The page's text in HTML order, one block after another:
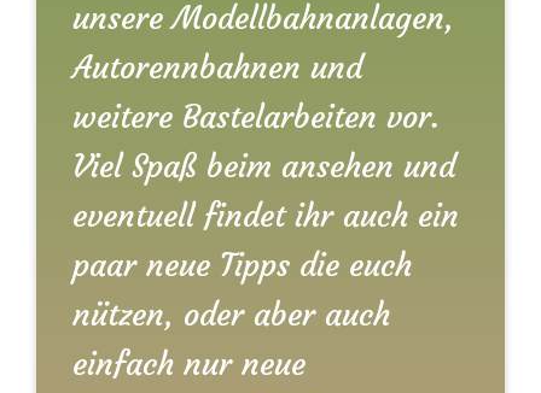
unsere Modellbahnanlagen,
Autorennbahnen und
weitere Bastelarbeiten vor.
Viel Spaß beim ansehen und
eventuell findet ihr auch ein
paar neue Tipps die euch
nützen, oder aber auch
einfach nur neue